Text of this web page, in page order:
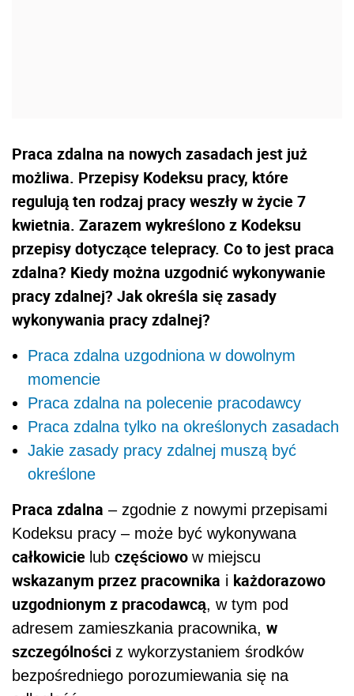
Praca zdalna na nowych zasadach jest już
możliwa. Przepisy Kodeksu pracy, które
regulują ten rodzaj pracy weszły w życie 7
kwietnia. Zarazem wykreślono z Kodeksu
przepisy dotyczące telepracy. Co to jest praca
zdalna? Kiedy można uzgodnić wykonywanie
pracy zdalnej? Jak określa się zasady
wykonywania pracy zdalnej?
Praca zdalna uzgodniona w dowolnym
momencie
Praca zdalna na polecenie pracodawcy
Praca zdalna tylko na określonych zasadach
Jakie zasady pracy zdalnej muszą być
określone
Praca zdalna – zgodnie z nowymi przepisami
Kodeksu pracy – może być wykonywana
całkowicie lub częściowo w miejscu
wskazanym przez pracownika i każdorazowo
uzgodnionym z pracodawcą, w tym pod
adresem zamieszkania pracownika, w
szczególności z wykorzystaniem środków
bezpośredniego porozumiewania się na